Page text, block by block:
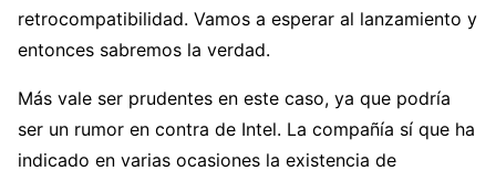
retrocompatibilidad. Vamos a esperar al lanzamiento y
entonces sabremos la verdad.
Más vale ser prudentes en este caso, ya que podría
ser un rumor en contra de Intel. La compañía sí que ha
indicado en varias ocasiones la existencia de